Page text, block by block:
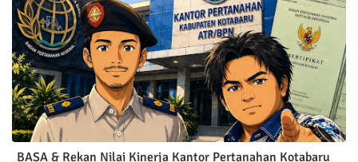
BASA & Rekan Nilai Kinerja Kantor Pertanahan Kotabaru